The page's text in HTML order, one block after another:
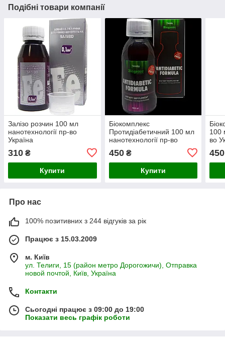
Подібні товари компанії
Залізо розчин 100 мл
нанотехнології пр-во
Україна
310 ₴
Купити
Біокомплекс
Протидіабетичний 100 мл
нанотехнології пр-во
450₴
Купити
100
во
450
Про нас
100% позитивних з 244 відгуків за рік
Працює з 15.03.2009
м. Київ
ул. Телиги, 15 (район метро Дорогожичи), Отправка
новой почтой, Київ, Україна
Контакти
Сьогодні працює з 09:00 до 19:00
Показати весь графік роботи